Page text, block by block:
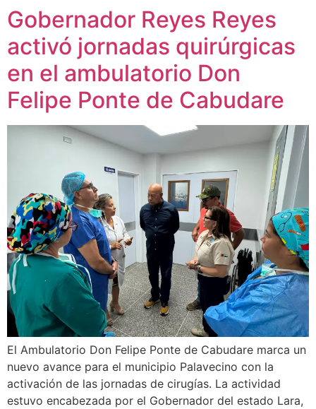
Gobernador Reyes Reyes
activó jornadas quirúrgicas
en el ambulatorio Don
Felipe Ponte de Cabudare
‎El Ambulatorio Don Felipe Ponte de Cabudare marca un
nuevo avance para el municipio Palavecino con la
activación de las jornadas de cirugías. La actividad
estuvo encabezada por el Gobernador del estado Lara,